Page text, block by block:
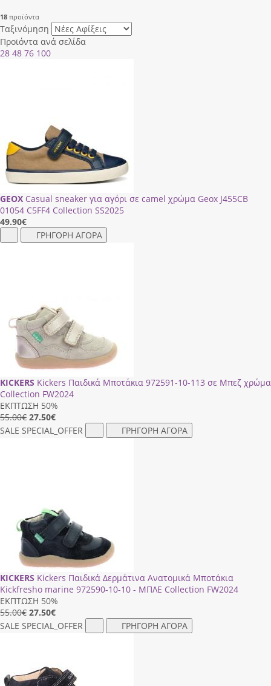
18 προϊόντα
Ταξινόμηση
Προϊόντα ανά σελίδα
28 48 76 100
GEOX Casual sneaker για αγόρι σε camel χρώμα Geox J455CΒ
01054 C5FF4 Collection SS2025
49.90€
ΓΡΗΓΟΡΗ ΑΓΟΡΑ
KICKERS Kickers Παιδικά Μποτάκια 972591-10-113 σε Μπεζ χρώμα
Collection FW2024
ΕΚΠΤΩΣΗ 50%
55.00€ 27.50€
SALE SPECIAL_OFFER ΓΡΗΓΟΡΗ ΑΓΟΡΑ
KICKERS Kickers Παιδικά Δερμάτινα Ανατομικά Μποτάκια
Kickfresho marine 972590-10-10 - ΜΠΛΕ Collection FW2024
ΕΚΠΤΩΣΗ 50%
55.00€ 27.50€
SALE SPECIAL_OFFER ΓΡΗΓΟΡΗ ΑΓΟΡΑ